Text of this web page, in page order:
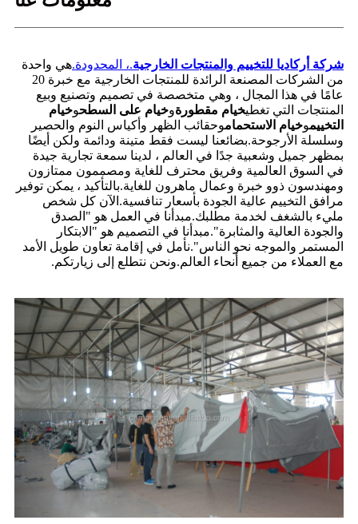
شركة أركاديا للتخييم والمنتجات الخارجية.، المحدودة.هي واحدة
من الشركات المصنعة الرائدة للمنتجات الخارجية مع خبرة 20
عامًا في هذا المجال ، وهي متخصصة في تصميم وتصنيع وبيع
المنتجات التي تغطيخيام مقطورةوخيام على السطحوخيام
التخييموخيام الاستحماموحقائب الظهر وأكياس النوم والحصير
وسلسلة الأرجوحة.بضائعنا ليست فقط متينة ودائمة ولكن أيضًا
بمظهر جميل وشعبية جدًا في العالم ، لدينا سمعة تجارية جيدة
في السوق العالمية وفريق محترف للغاية ومصممون ممتازون
ومهندسون ذوو خبرة وعمال ماهرون للغاية.بالتأكيد ، يمكن توفير
مرافق التخييم عالية الجودة بأسعار تنافسية.الآن كل شخص
مليء بالشغف لخدمة مطلبك.مبدأنا في العمل هو "الصدق
والجودة العالية والمثابرة".مبدأنا في التصميم هو "الابتكار
المستمر والموجه نحو الناس".نأمل في إقامة تعاون طويل الأمد
مع العملاء من جميع أنحاء العالم.ونحن نتطلع إلى زيارتكم.